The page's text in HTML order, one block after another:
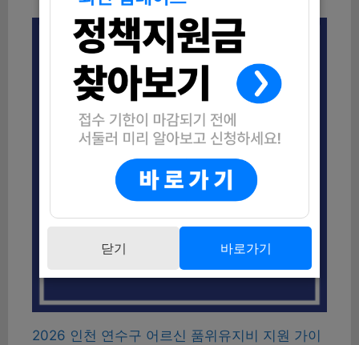
2026 인천 연수구 어르신 품위유지비 지원 가이
닫기 바로가기